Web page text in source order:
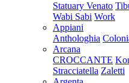
Statuary Venato
Wabi Sabi Work
Appiani
Anthologhia
Arcana
CROCCANTE
Stracciatella Zaletti